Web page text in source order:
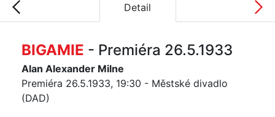
Detail
BIGAMIE - Premiéra 26.5.1933
Alan Alexander Milne
Premiéra 26.5.1933, 19:30 - Městské divadlo
(DAD)